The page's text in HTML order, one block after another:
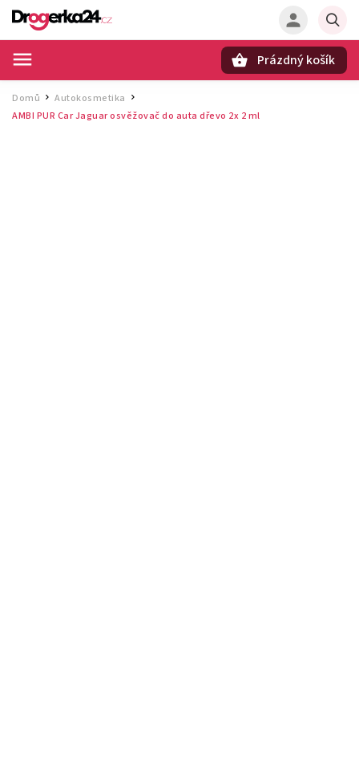
Prázdný košík
Domů / Autokosmetika
AMBI PUR Car Jaguar osvěžovač do auta dřevo 2x 2 ml